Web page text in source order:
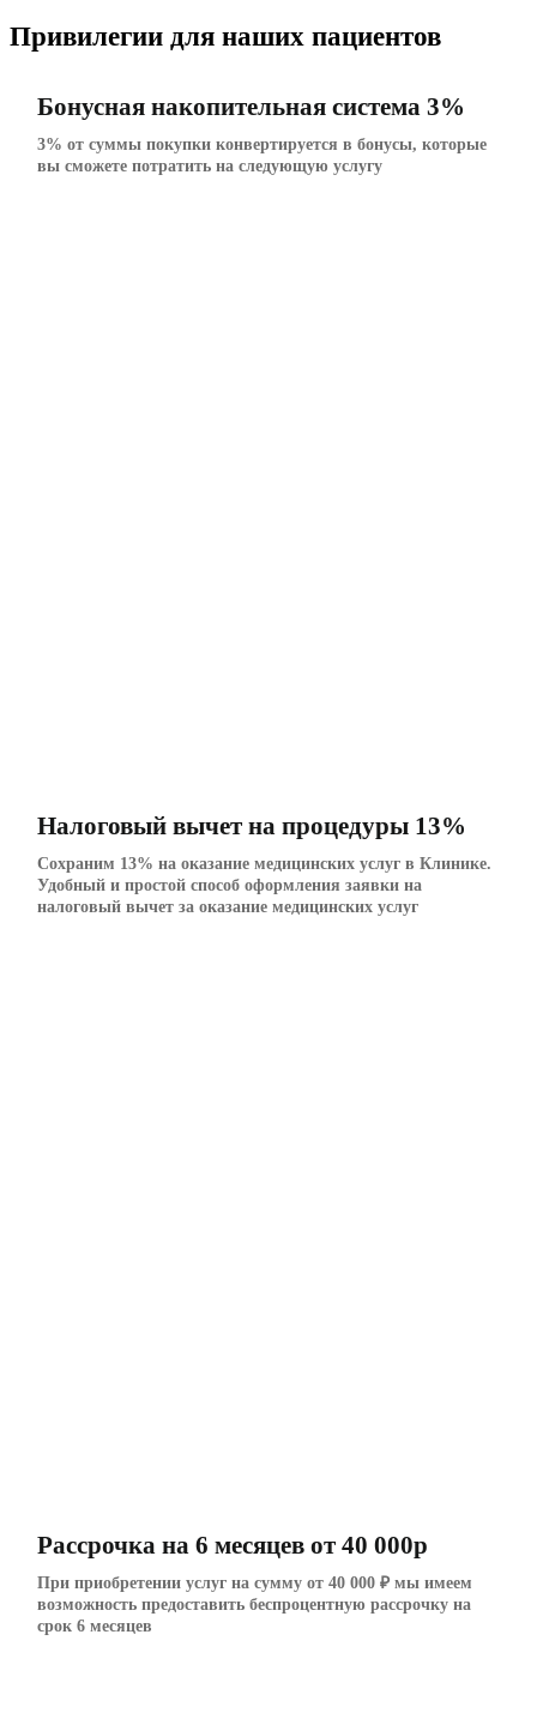
Привилегии для наших пациентов
Бонусная накопительная система 3%
3% от суммы покупки конвертируется в бонусы, которые
вы сможете потратить на следующую услугу
Налоговый вычет на процедуры 13%
Сохраним 13% на оказание медицинских услуг в Клинике.
Удобный и простой способ оформления заявки на
налоговый вычет за оказание медицинских услуг
Рассрочка на 6 месяцев от 40 000р
При приобретении услуг на сумму от 40 000 ₽ мы имеем
возможность предоставить беспроцентную рассрочку на
срок 6 месяцев